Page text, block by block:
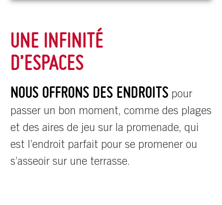
UNE INFINITÉ
D’ESPACES
NOUS OFFRONS DES ENDROITS pour
passer un bon moment, comme des plages
et des aires de jeu sur la promenade, qui
est l’endroit parfait pour se promener ou
s’asseoir sur une terrasse.